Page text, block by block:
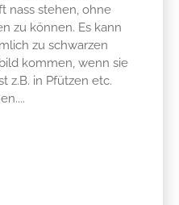
nass stehen, ohne
zu können. Es kann
zu schwarzen
kommen, wenn sie
z.B. in Pfützen etc.